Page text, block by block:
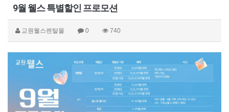
9월 웰스 특별할인 프로모션
교원웰스렌탈몰 0 740